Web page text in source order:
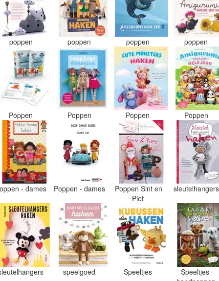
poppen poppen poppen poppen
Poppen Poppen Poppen Poppen
- dames Poppen - dames
Poppen Sint en
Piet
speelgoed Speeltjes
Speeltjes -